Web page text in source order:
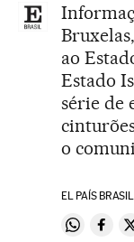
ao
Estado
série de
o
EL PAÍS BRASIL